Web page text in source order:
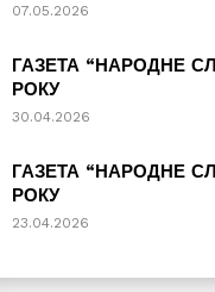
07.05.2026
ГАЗЕТА “НАРОДНЕ
РОКУ
30.04.2026
ГАЗЕТА “НАРОДНЕ
РОКУ
23.04.2026